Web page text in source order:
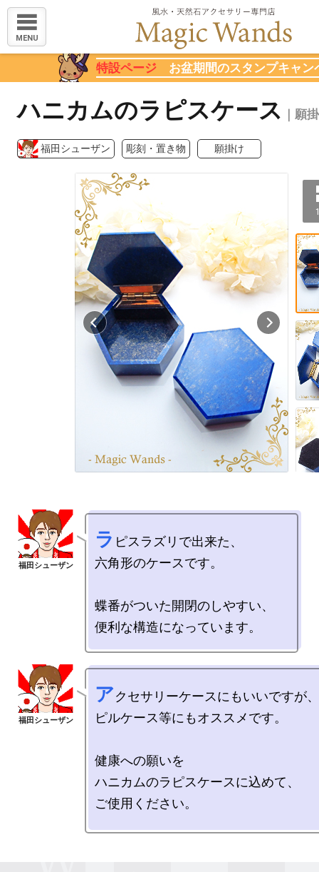
MENU
特設ページ お盆期間のスタンプキャン
ハニカムのラピスケース ｜願
福田シューザン 彫刻・置き物 願掛け
ラ ピスラズリで出来た、
六角形のケースです。
蝶番がついた開閉のしやすい、
アクセサリーケースにもいいですが、
ピルケース等にもオススメです。
健康への願いを
ハニカムのラピスケースに込めて、
ご使用ください。